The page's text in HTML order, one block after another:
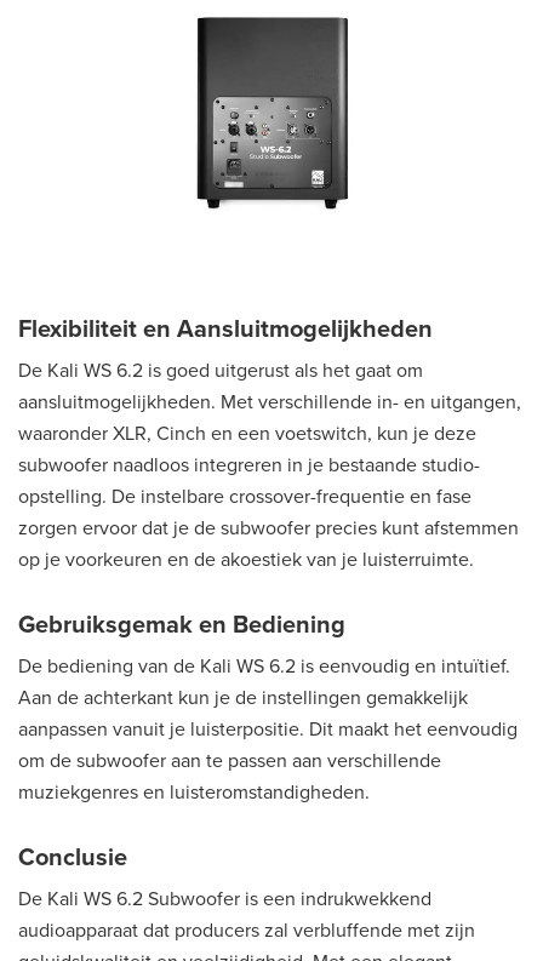
Flexibiliteit en Aansluitmogelijkheden
De Kali WS 6.2 is goed uitgerust als het gaat om
aansluitmogelijkheden. Met verschillende in- en uitgangen,
waaronder XLR, Cinch en een voetswitch, kun je deze
subwoofer naadloos integreren in je bestaande studio-
opstelling. De instelbare crossover-frequentie en fase
zorgen ervoor dat je de subwoofer precies kunt afstemmen
op je voorkeuren en de akoestiek van je luisterruimte.
Gebruiksgemak en Bediening
De bediening van de Kali WS 6.2 is eenvoudig en intuïtief.
Aan de achterkant kun je de instellingen gemakkelijk
aanpassen vanuit je luisterpositie. Dit maakt het eenvoudig
om de subwoofer aan te passen aan verschillende
muziekgenres en luisteromstandigheden.
Conclusie
De Kali WS 6.2 Subwoofer is een indrukwekkend
audioapparaat dat producers zal verbluffende met zijn